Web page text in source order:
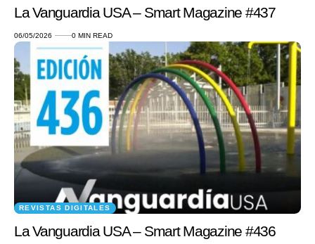
La Vanguardia USA – Smart Magazine #437
06/05/2026 0 MIN READ
REVISTAS DIGITALES
La Vanguardia USA – Smart Magazine #436